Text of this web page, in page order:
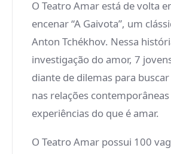
O Teatro Amar está de volta
encenar “A Gaivota”, um
Anton Tchékhov. Nessa
investigação do amor, 7
diante de dilemas para
nas relações
experiências do que é amar.
O Teatro Amar possui 100